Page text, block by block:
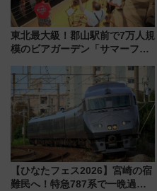
東北最大級！郡山駅前で7万人規
模のビアガーデン「サマーフェ
7/24-26開催！ 有料席はJRE
MALLで予約可能
【ひなたフェス2026】宮崎の宿
難民へ！特急787系で一晩過ご